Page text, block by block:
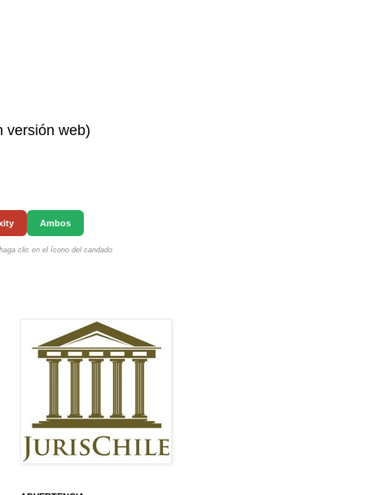
versión web)
Ambos
clic en el ícono del candado